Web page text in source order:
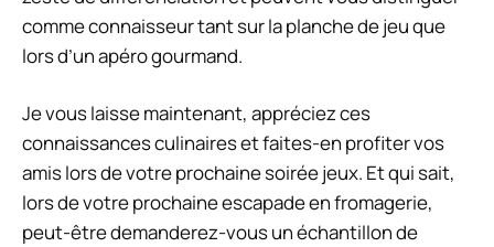
comme connaisseur tant sur la planche de jeu que
lors d’un apéro gourmand.
Je vous laisse maintenant, appréciez ces
connaissances culinaires et faites-en profiter vos
amis lors de votre prochaine soirée jeux. Et qui sait,
lors de votre prochaine escapade en fromagerie,
peut-être demanderez-vous un échantillon de